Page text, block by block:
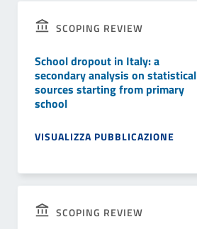
SCOPING REVIEW
School dropout in Italy: a
secondary analysis on statistical
sources starting from primary
school
VISUALIZZA PUBBLICAZIONE
SCOPING REVIEW